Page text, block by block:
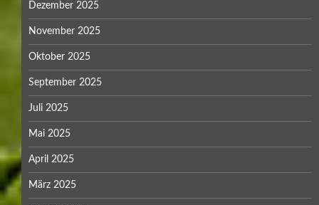
Dezember 2025
November 2025
Oktober 2025
September 2025
Juli 2025
Mai 2025
April 2025
März 2025